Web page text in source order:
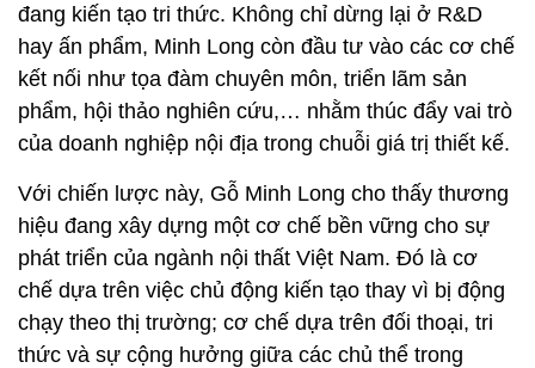
đang kiến tạo tri thức. Không chỉ dừng lại ở R&D
hay ấn phẩm, Minh Long còn đầu tư vào các cơ chế
kết nối như tọa đàm chuyên môn, triển lãm sản
phẩm, hội thảo nghiên cứu,… nhằm thúc đẩy vai trò
của doanh nghiệp nội địa trong chuỗi giá trị thiết kế.
Với chiến lược này, Gỗ Minh Long cho thấy thương
hiệu đang xây dựng một cơ chế bền vững cho sự
phát triển của ngành nội thất Việt Nam. Đó là cơ
chế dựa trên việc chủ động kiến tạo thay vì bị động
chạy theo thị trường; cơ chế dựa trên đối thoại, tri
thức và sự cộng hưởng giữa các chủ thể trong